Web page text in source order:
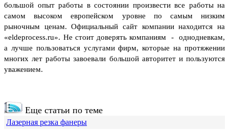
большой опыт работы в состоянии произвести все работы на
самом высоком европейском уровне по самым низким
рыночным ценам. Официальный сайт компании находится на
«eldeprocess.ru». Не стоит доверять компаниям - однодневкам,
а лучше пользоваться услугами фирм, которые на протяжении
многих лет работы завоевали большой авторитет и пользуются
уважением.
Еще статьи по теме
Лазерная резка фанеры